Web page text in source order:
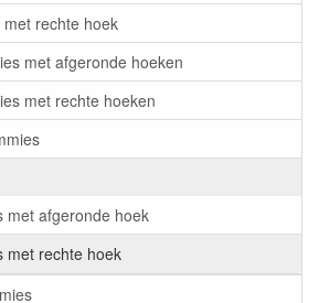
rechte hoek
met afgeronde hoeken
met rechte hoeken
met afgeronde hoek
met rechte hoek